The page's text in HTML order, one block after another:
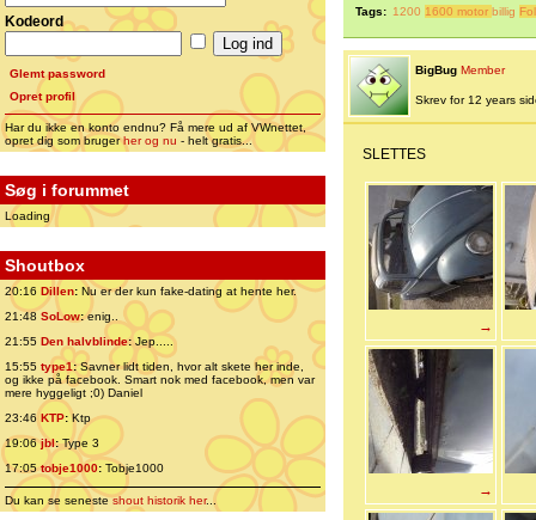
Kodeord
Glemt password
Opret profil
Har du ikke en konto endnu? Få mere ud af VWnettet,
opret dig som brugerher og nu - helt gratis...
Søg i forummet
Loading
Shoutbox
20:16 Dillen: Nu er der kun fake-dating at hente her.
21:48 SoLow:enig..
21:55 Den halvblinde:Jep.....
15:55 type1:Savner lidt tiden, hvor alt skete her inde,
og ikke på facebook. Smart nok med facebook, men var
mere hyggeligt ;0) Daniel
23:46 KTP:Ktp
19:06jbl:Type 3
17:05tobje1000: Tobje1000
Du kan se senesteshout historik her...
Tags: 1200 1600 motor billig
BigBug Member
Skrev for 12 years
SLETTES
→
→